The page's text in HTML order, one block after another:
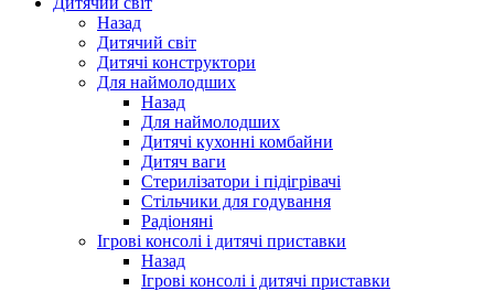
Назад
Дитячий світ
Дитячі конструктори
Для наймолодших
Назад
Для наймолодших
Дитячі кухонні комбайни
Дитяч ваги
Стерилізатори і підігрівачі
Стільчики для годування
Радіоняні
Ігрові консолі і дитячі приставки
Назад
Ігрові консолі і дитячі приставки